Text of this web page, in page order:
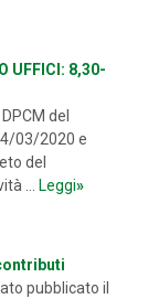
UFFICI: 8,30-
del
03/2020 e
del
...
Leggi»
pubblicato il